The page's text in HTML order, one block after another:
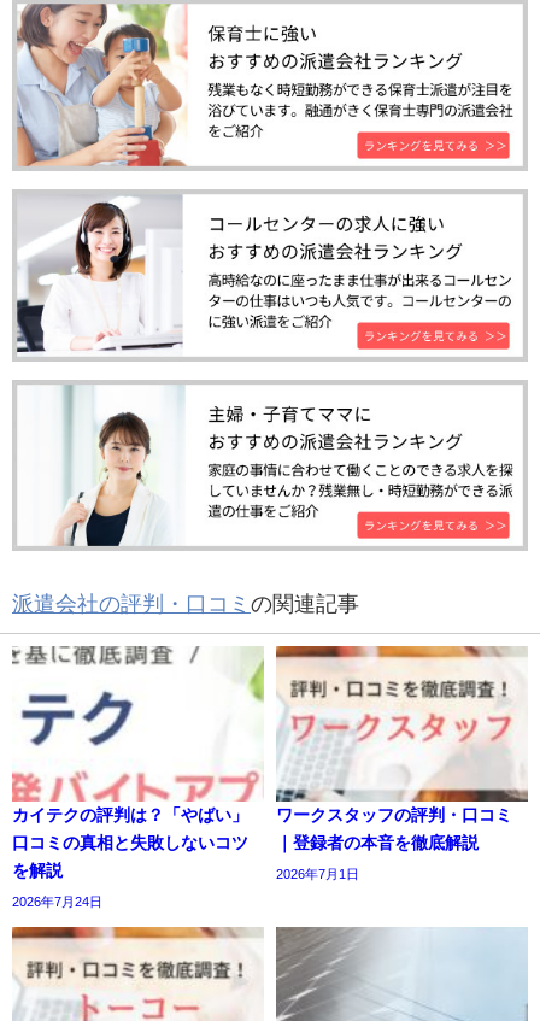
派遣会社の評判・口コミ の関連記事
カイテクの評判は？「やばい」
口コミの真相と失敗しないコツ
を解説
2026年7月24日
ワークスタッフの評判・口コミ
｜登録者の本音を徹底解説
2026年7月1日